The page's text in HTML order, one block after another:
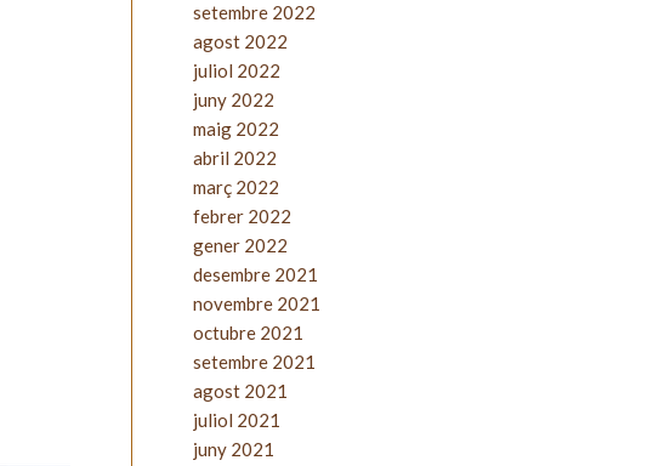
setembre 2022
agost 2022
juliol 2022
juny 2022
maig 2022
abril 2022
març 2022
febrer 2022
gener 2022
desembre 2021
novembre 2021
octubre 2021
setembre 2021
agost 2021
juliol 2021
juny 2021